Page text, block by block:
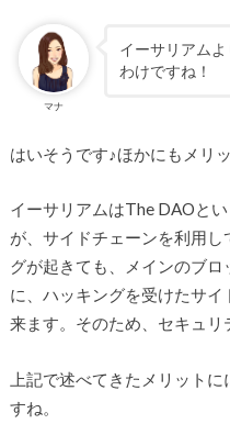
マナ
イーサリアム
わけですね！
はいそうです♪ほかにもメリ
イーサリアムはThe DAOと
が、サイドチェーンを利用
グが起きても、メインのブ
に、ハッキングを受けたサ
来ます。そのため、セキュリ
上記で述べてきたメリット
すね。